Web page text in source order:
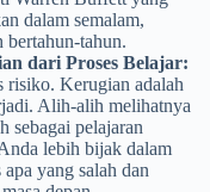
dalam semalam,
tahun.
dari Proses Belajar:
risiko. Kerugian adalah
Alih-alih melihatnya
sebagai pelajaran
lebih bijak dalam
yang salah dan